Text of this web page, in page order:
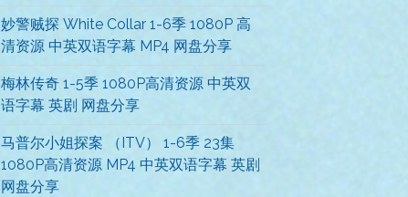
妙警贼探 White Collar 1-6季 1080P 高
清资源 中英双语字幕 MP4 网盘分享
梅林传奇 1-5季 1080P高清资源 中英双
语字幕 英剧 网盘分享
马普尔小姐探案 （ITV） 1-6季 23集
1080P高清资源 MP4 中英双语字幕 英剧
网盘分享